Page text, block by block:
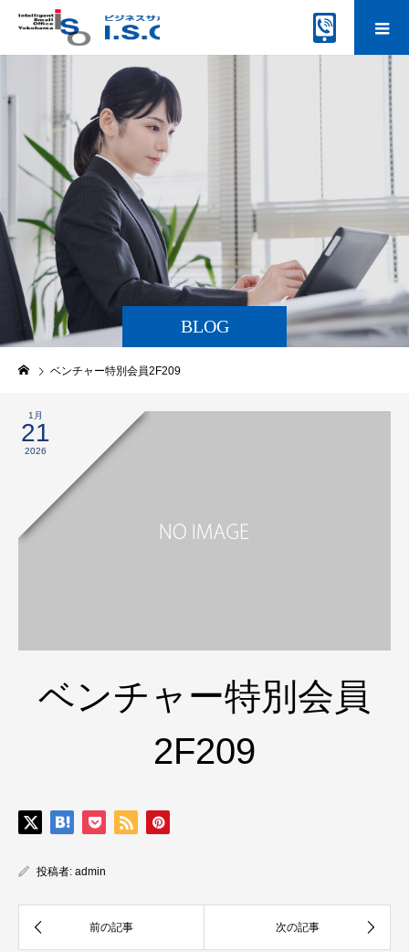
BLOG
ベンチャー特別会員2F209
1月
21
2026
ベンチャー特別会員
2F209
投稿者: admin